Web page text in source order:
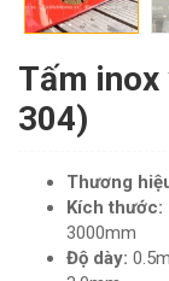
Tấm inox
304)
Thương
Kích thước:
3000mm
Độ dày: